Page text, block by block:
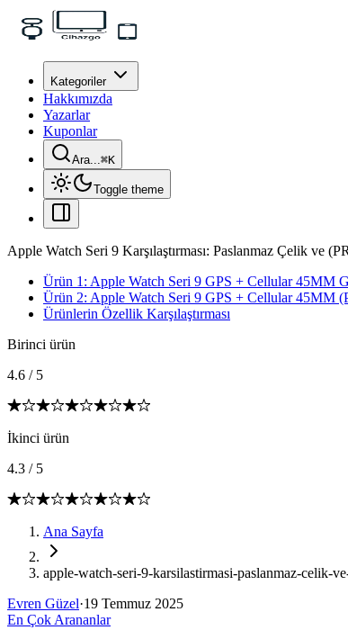
Kategoriler
Hakkımızda
Yazarlar
Kuponlar
Ara...⌘K
Toggle theme
Apple Watch Seri 9 Karşılaştırması: Paslanmaz Çelik ve
Ürün 1: Apple Watch Seri 9 GPS + Cellular 45MM
Ürün 2: Apple Watch Seri 9 GPS + Cellular 45MM
Ürünlerin Özellik Karşılaştırması
Birinci ürün
4.6 / 5
İkinci ürün
4.3 / 5
Ana Sayfa
apple-watch-seri-9-karsilastirmasi-paslanmaz-celik-
Evren Güzel·19 Temmuz 2025
En Çok Arananlar